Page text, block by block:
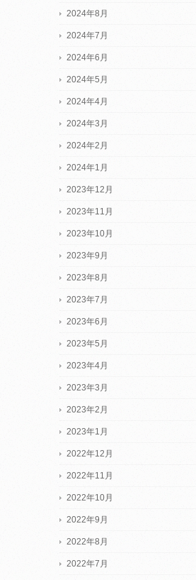
2024年8月
2024年7月
2024年6月
2024年5月
2024年4月
2024年3月
2024年2月
2024年1月
2023年12月
2023年11月
2023年10月
2023年9月
2023年8月
2023年7月
2023年6月
2023年5月
2023年4月
2023年3月
2023年2月
2023年1月
2022年12月
2022年11月
2022年10月
2022年9月
2022年8月
2022年7月